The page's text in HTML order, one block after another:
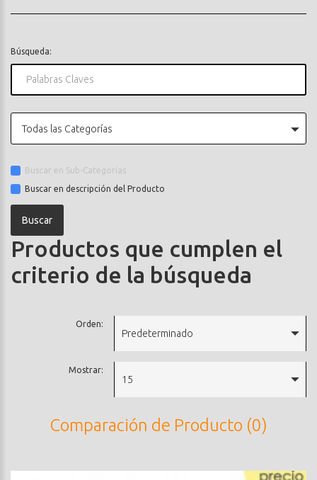
Búsqueda:
Todas las Categorías
Buscar en Sub-Categorías
Buscar en descripción del Producto
Productos que cumplen el
criterio de la búsqueda
Orden:
Predeterminado
Mostrar:
15
Comparación de Producto (0)